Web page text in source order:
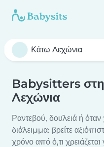
Babysitters
Λεχώνια
Ραντεβού, δουλειά ή
διάλειμμα: βρείτε
χρόνο από ό,τι χρειάζεται